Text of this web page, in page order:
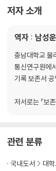
저자 소개
역자 : 남성운
충남대학교 물
통신연구원에
기록 보존서
저서로는 『보
관련 분류
국내도서 대